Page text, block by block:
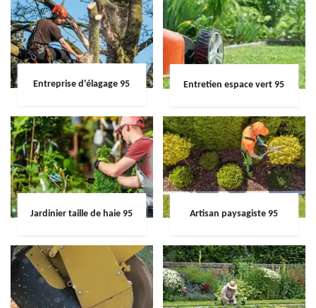
Entreprise d'élagage 95 Entretien espace vert 95
Jardinier taille de haie 95 Artisan paysagiste 95